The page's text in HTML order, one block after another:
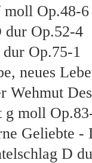
moll Op.48-6
Op.52-4
Op.75-1
neues
Wehmut
g moll
Geliebte -
D